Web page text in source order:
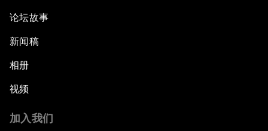
论坛故事
新闻稿
相册
视频
加入我们